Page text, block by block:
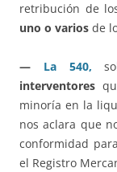
retribución de
uno o varios de
— La 540,
interventores
minoría en la
nos aclara que
conformidad
el Registro